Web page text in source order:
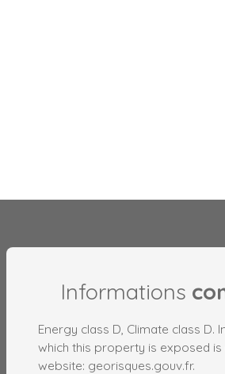
Informations
Energy class D, Climate class
which this property is exposed
website: georisques.gouv.fr.